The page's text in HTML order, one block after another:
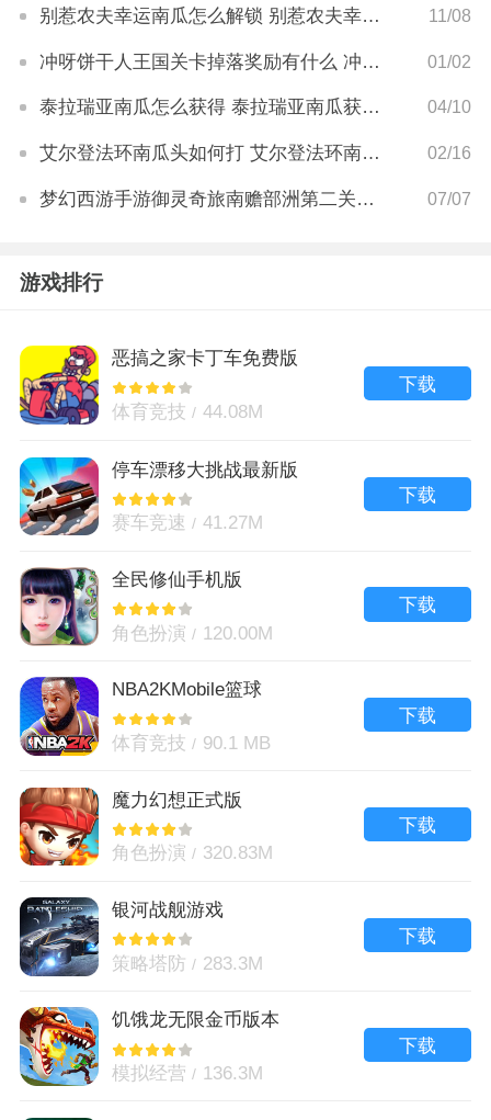
别惹农夫幸运南瓜怎么解锁 别惹农夫幸运南瓜解锁方式 11/08
冲呀饼干人王国关卡掉落奖励有什么 冲呀饼干人王国关卡掉落奖励详解 01/02
泰拉瑞亚南瓜怎么获得 泰拉瑞亚南瓜获得方法 04/10
艾尔登法环南瓜头如何打 艾尔登法环南瓜头打法攻略 02/16
梦幻西游手游御灵奇旅南赡部洲第二关怎么玩 梦幻西游手游御灵奇旅南赡部洲第二关攻略 07/07
游戏排行
恶搞之家卡丁车免费版
体育竞技 44.08M
下载
停车漂移大挑战最新版
赛车竞速 41.27M
下载
全民修仙手机版
角色扮演 120.00M
下载
NBA2KMobile篮球
体育竞技 90.1 MB
下载
魔力幻想正式版
角色扮演 320.83M
下载
银河战舰游戏
策略塔防 283.3M
下载
饥饿龙无限金币版本
模拟经营 136.3M
下载